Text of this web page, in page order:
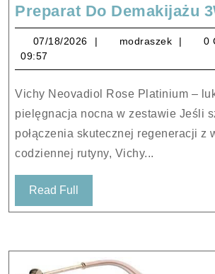
Preparat Do Demakijażu
07/18/2026 07/18/2026
modraszek
0
09:57
Vichy Neovadiol Rose Platinium – luksusowa
pielęgnacja nocna w zestawie Jeśli
połączenia skutecznej regeneracji z
codziennej rutyny, Vichy...
Read Full
Full